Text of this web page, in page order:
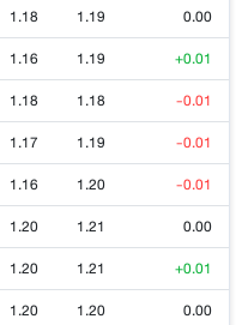
1.18 1.19
0.00
1.16 1.19
+0.01
1.18 1.18
-0.01
1.17 1.19
-0.01
1.16 1.20
-0.01
1.20 1.21
0.00
1.20 1.21
+0.01
1.20 1.20
0.00